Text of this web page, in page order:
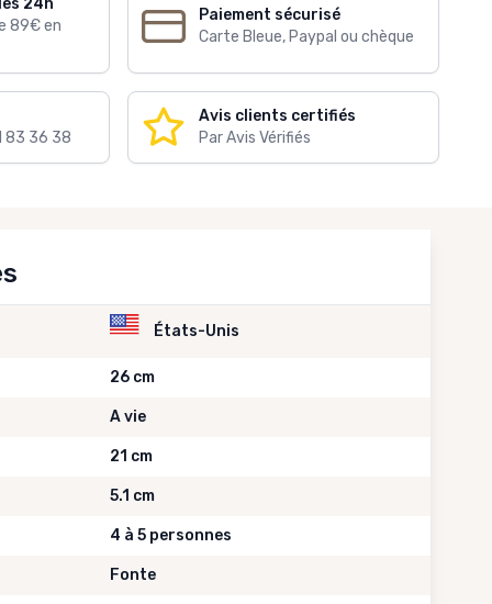
24h
89€ en
Paiement sécurisé
Carte Bleue, Paypal ou chèque
83 36 38
Avis clients certifiés
Par Avis Vérifiés
États-Unis
26 cm
A vie
21 cm
5.1 cm
4 à 5 personnes
Fonte